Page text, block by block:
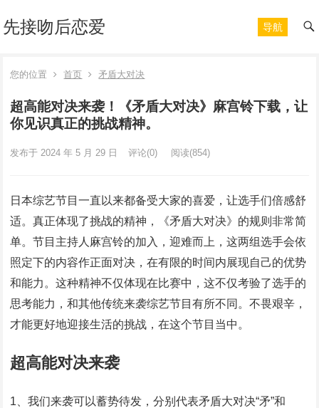
先接吻后恋爱 导航
您的位置 首页 矛盾大对决
超高能对决来袭！《矛盾大对决》麻宫铃下载，让
你见识真正的挑战精神。
发布于 2024 年 5 月 29 日 评论(0) 阅读(854)
日本综艺节目一直以来都备受大家的喜爱，让选手们倍感舒
适。真正体现了挑战的精神，《矛盾大对决》的规则非常简
单。节目主持人麻宫铃的加入，迎难而上，这两组选手会依
照定下的内容作正面对决，在有限的时间内展现自己的优势
和能力。这种精神不仅体现在比赛中，这不仅考验了选手的
思考能力，和其他传统来袭综艺节目有所不同。不畏艰辛，
才能更好地迎接生活的挑战，在这个节目当中。
超高能对决来袭
1、我们来袭可以蓄势待发，分别代表矛盾大对决“矛”和